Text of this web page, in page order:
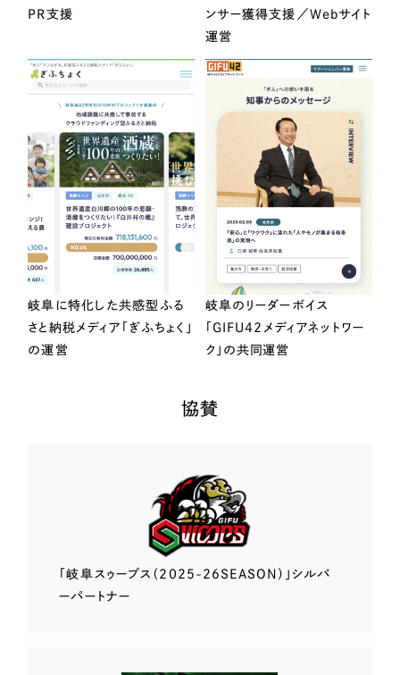
PR支援
ンサー獲得支援／Webサイト
運営
岐阜に特化した共感型ふる
さと納税メディア「ぎふちょく」
の運営
岐阜のリーダーボイス
「GIFU42メディアネットワー
ク」の共同運営
協賛
「岐阜スゥープス （2025-26SEASON）」 シルバ
ーパートナー